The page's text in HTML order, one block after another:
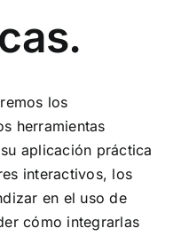
los
herramientas
aplicación práctica
interactivos, los
en el uso de
cómo integrarlas